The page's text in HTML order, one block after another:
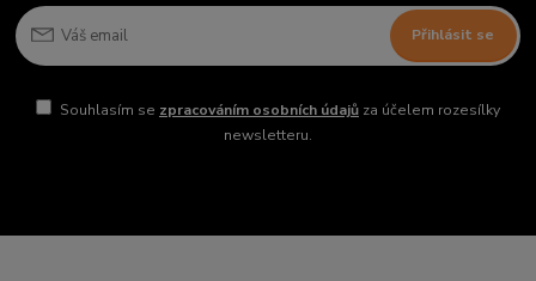
Přihlásit se
Souhlasím se zpracováním osobních údajůza účelem rozesílky
newsletteru.